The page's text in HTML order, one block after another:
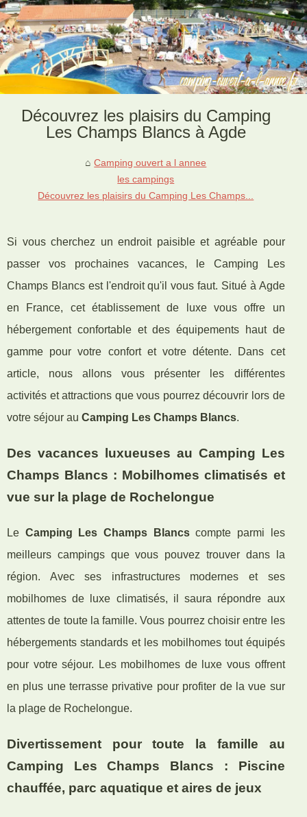
Découvrez les plaisirs du Camping
Les Champs Blancs à Agde
Camping ouvert a l annee
les campings
Découvrez les plaisirs du Camping Les Champs...
Si vous cherchez un endroit paisible et agréable pour
passer vos prochaines vacances, le Camping Les
Champs Blancs est l'endroit qu'il vous faut. Situé à Agde
en France, cet établissement de luxe vous offre un
hébergement confortable et des équipements haut de
gamme pour votre confort et votre détente. Dans cet
article, nous allons vous présenter les différentes
activités et attractions que vous pourrez découvrir lors de
votre séjour au Camping Les Champs Blancs.
Des vacances luxueuses au Camping Les
Champs Blancs : Mobilhomes climatisés et
vue sur la plage de Rochelongue
Le Camping Les Champs Blancscompte parmi les
meilleurs campings que vous pouvez trouver dans la
région. Avec ses infrastructures modernes et ses
mobilhomes de luxe climatisés, il saura répondre aux
attentes de toute la famille. Vous pourrez choisir entre les
hébergements standards et les mobilhomes tout équipés
pour votre séjour. Les mobilhomes de luxe vous offrent
en plus une terrasse privative pour profiter de la vue sur
la plage de Rochelongue.
Divertissement pour toute la famille au
Camping Les Champs Blancs : Piscine
chauffée, parc aquatique et aires de jeux